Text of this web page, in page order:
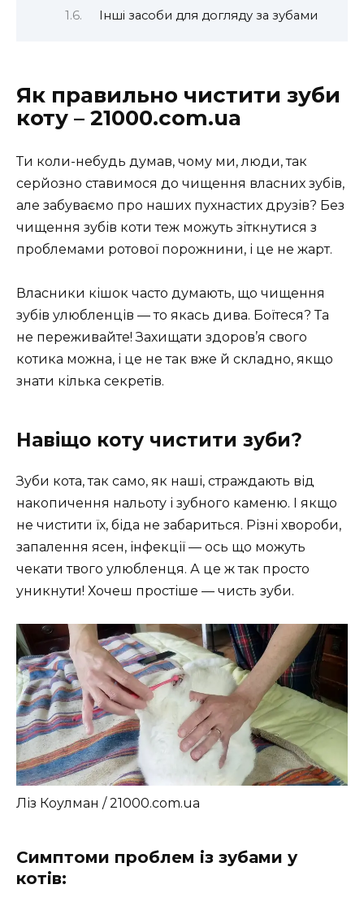
Інші засоби для догляду за зубами
Як правильно чистити зуби
коту – 21000.com.ua
Ти коли-небудь думав, чому ми, люди, так
серйозно ставимося до чищення власних зубів,
але забуваємо про наших пухнастих друзів? Без
чищення зубів коти теж можуть зіткнутися з
проблемами ротової порожнини, і це не жарт.
Власники кішок часто думають, що чищення
зубів улюбленців — то якась дива. Боїтеся? Та
не переживайте! Захищати здоров’я свого
котика можна, і це не так вже й складно, якщо
знати кілька секретів.
Навіщо коту чистити зуби?
Зуби кота, так само, як наші, страждають від
накопичення нальоту і зубного каменю. І якщо
не чистити їх, біда не забариться. Різні хвороби,
запалення ясен, інфекції — ось що можуть
чекати твого улюбленця. А це ж так просто
уникнути! Хочеш простіше — чисть зуби.
Ліз Коулман / 21000.com.ua
Симптоми проблем із зубами у
котів: